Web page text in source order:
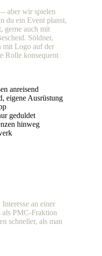
aber wir spielen
du ein Event planst,
gerne auch mit
Söldner,
mit Logo auf der
Rolle konsequent
anreisend
eigene Ausrüstung
geduldet
hinweg
an einer
als PMC-Fraktion
schneller, als man